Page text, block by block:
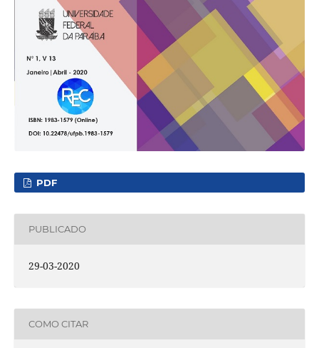
PDF
PUBLICADO
29-03-2020
COMO CITAR